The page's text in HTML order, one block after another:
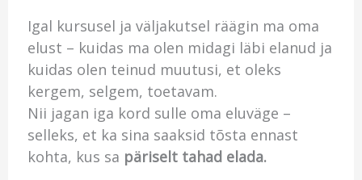
Igal kursusel ja väljakutsel räägin ma oma
elust – kuidas ma olen midagi läbi elanud ja
kuidas olen teinud muutusi, et oleks
kergem, selgem, toetavam.
Nii jagan iga kord sulle oma eluväge –
selleks, et ka sina saaksid tõsta ennast
kohta, kus sa päriselt tahad elada.